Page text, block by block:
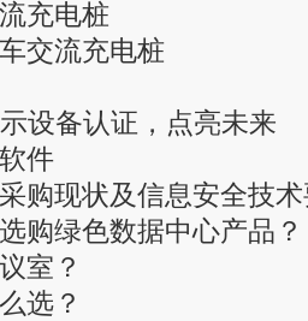
充电桩
交流充电桩
设备认证，点亮未来
件
购现状及信息安全技
购绿色数据中心产品？
室？
选？